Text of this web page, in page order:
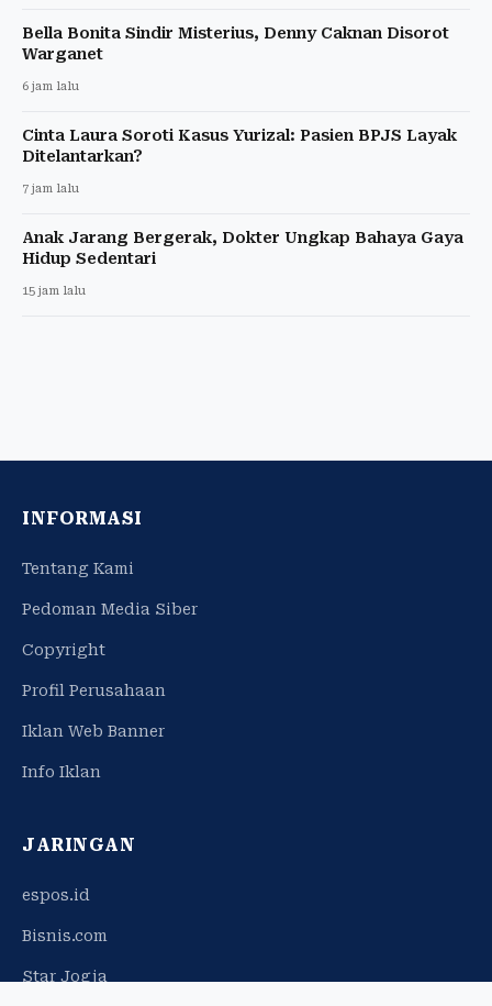
Bella Bonita Sindir Misterius, Denny Caknan Disorot
Warganet
6 jam lalu
Cinta Laura Soroti Kasus Yurizal: Pasien BPJS Layak
Ditelantarkan?
7 jam lalu
Anak Jarang Bergerak, Dokter Ungkap Bahaya Gaya
Hidup Sedentari
15 jam lalu
INFORMASI
Tentang Kami
Pedoman Media Siber
Copyright
Profil Perusahaan
Iklan Web Banner
Info Iklan
JARINGAN
espos.id
Bisnis.com
Star Jogja